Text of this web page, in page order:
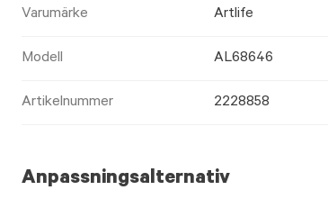
Varumärke Artlife
Modell AL68646
Artikelnummer 2228858
Anpassningsalternativ